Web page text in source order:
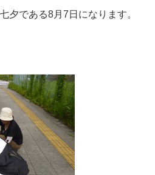
夕である8月7日になります。